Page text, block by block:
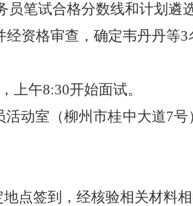
员笔试合格分数线和计划遴
经资格审查 ， 确定韦丹丹等3
，上午8:30开始面试。
活动室 （柳州市桂中大道7号
点签到，经核验相关材料相